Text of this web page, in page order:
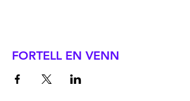
FORTELL EN VENN